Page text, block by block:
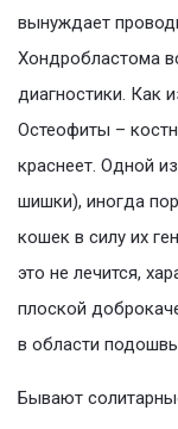
вынуждает
Хондробластома
диагностики. Как
Остеофиты –
краснеет. Одной
шишки), иногда
кошек в силу их
это не лечится,
плоской
в области
Бывают